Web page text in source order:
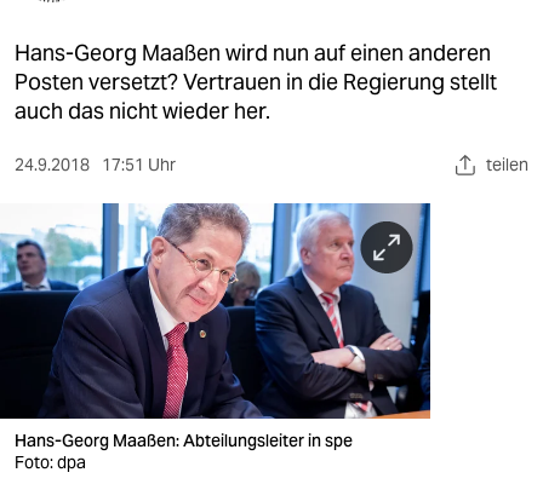
kultur
sport
wahrheit
verlag
verlag
veranstaltungen
shop
Hans-Georg Maaßen wird nun auf einen anderen
Posten versetzt? Vertrauen in die Regierung stellt
auch das nicht wieder her.
24.9.2018 17:51 Uhr teilen
Hans-Georg Maaßen: Abteilungsleiter in spe
Foto: dpa